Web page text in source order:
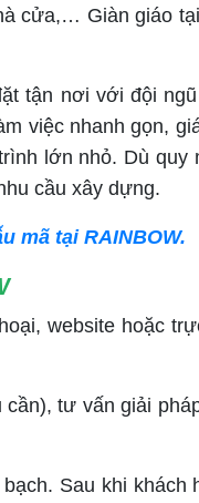
cửa,… Giàn giáo
nơi với đội ngũ
việc nhanh gọn,
lớn nhỏ. Dù
cầu xây dựng.
mã tại RAINBOW.
website hoặc
tư vấn giải
Sau khi